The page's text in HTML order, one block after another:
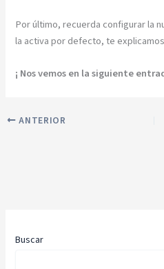
Por último, recuerda configurar la
la activa por defecto, te
¡ Nos vemos en la siguiente
ANTERIOR
Buscar